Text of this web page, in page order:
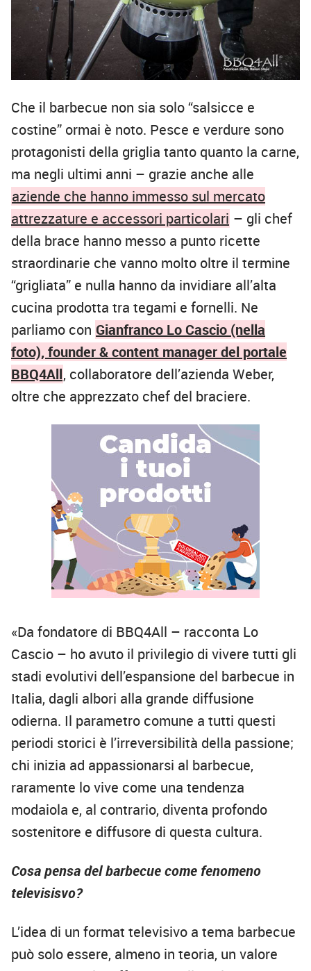
Che il barbecue non sia solo “salsicce e
costine” ormai è noto. Pesce e verdure sono
protagonisti della griglia tanto quanto la carne,
ma negli ultimi anni – grazie anche alle
aziende che hanno immesso sul mercato
attrezzature e accessori particolari – gli chef
della brace hanno messo a punto ricette
straordinarie che vanno molto oltre il termine
“grigliata” e nulla hanno da invidiare all’alta
cucina prodotta tra tegami e fornelli. Ne
parliamo con Gianfranco Lo Cascio (nella
foto), founder & content manager del portale
BBQ4All, collaboratore dell’azienda Weber,
oltre che apprezzato chef del braciere.
«Da fondatore di BBQ4All – racconta Lo
Cascio – ho avuto il privilegio di vivere tutti gli
stadi evolutivi dell’espansione del barbecue in
Italia, dagli albori alla grande diffusione
odierna. Il parametro comune a tutti questi
periodi storici è l’irreversibilità della passione;
chi inizia ad appassionarsi al barbecue,
raramente lo vive come una tendenza
modaiola e, al contrario, diventa profondo
sostenitore e diffusore di questa cultura.
Cosa pensa del barbecue come fenomeno
televisisvo?
L’idea di un format televisivo a tema barbecue
può solo essere, almeno in teoria, un valore